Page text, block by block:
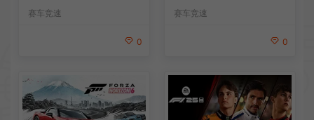
赛车竞速
0
赛车竞速
0